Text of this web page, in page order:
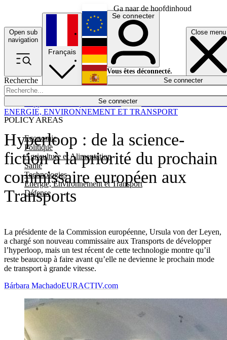
Ga naar de hoofdinhoud
Open sub
navigation
Close menu
Recherche
Se connecter
POLICY AREAS
Economie
Politique
Agriculture et Alimentation
Santé
Technologies
Energie, Environnement et Transport
Défense
Économie
Français
English
Deutsch
Español
Se connecter
Vous êtes déconnecté.
Se connecter
Hyperloop : de la science-
fiction à la priorité du prochain
commissaire européen aux
Transports
La présidente de la Commission européenne, Ursula von der Leyen,
a chargé son nouveau commissaire aux Transports de développer
l’hyperloop, mais un test récent de cette technologie montre qu’il
reste beaucoup à faire avant qu’elle ne devienne le prochain mode
de transport à grande vitesse.
ENERGIE, ENVIRONNEMENT ET TRANSPORT
Bárbara MachadoEURACTIV.com